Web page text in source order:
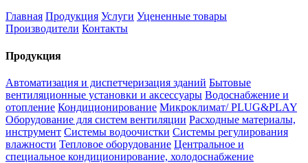
Главная Продукция Услуги Уцененные товары
Производители Контакты
Продукция
Автоматизация и диспетчеризация зданий Бытовые
вентиляционные установки и аксессуары Водоснабжение и
отопление Кондиционирование Микроклимат/ PLUG&PLAY
Оборудование для систем вентиляции Расходные материалы,
инструмент Системы водоочистки Системы регулирования
влажности Тепловое оборудование Центральное и
специальное кондиционирование, холодоснабжение